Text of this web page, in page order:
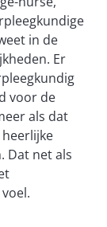
in de
Er
voor de
als dat
Dat net als